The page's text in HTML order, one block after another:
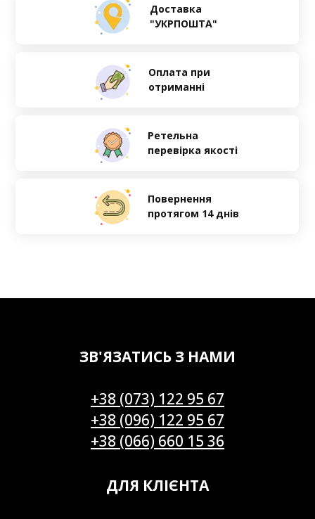
Оплата при
отриманні
Ретельна
перевірка якості
Доставка
"УКРПОШТА"
Повернення
протягом 14 днів
ЗВ'ЯЗАТИСЬ З НАМИ
+38 (073) 122 95 67
+38 (096) 122 95 67
+38 (066) 660 15 36
ДЛЯ КЛІЄНТА